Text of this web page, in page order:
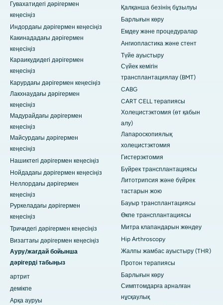
Гувахатидегі дәрігермен
кеңесіңіз
Индордағы дәрігермен кеңесіңіз
Какинададағы дәрігермен
кеңесіңіз
Караикудидегі дәрігермен
кеңесіңіз
Карурдағы дәрігермен кеңесіңіз
Лакхнаудағы дәрігермен
кеңесіңіз
Мадурайдағы дәрігермен
кеңесіңіз
Майсурдағы дәрігермен
кеңесіңіз
Нашиктегі дәрігермен кеңесіңіз
Нойдадағы дәрігермен кеңесіңіз
Неллордағы дәрігермен
кеңесіңіз
Руркеладағы дәрігермен
кеңесіңіз
Тричидегі дәрігермен кеңесіңіз
Визагтағы дәрігермен кеңесіңіз
Ауру/жағдай бойынша
дәрігерді табыңыз
артрит
демікпе
Арқа ауруы
Қалқанша безінің бұзылуы
Барлығын көру
Емдеу және процедуралар
Ангиопластика және стент
Түйе ауыстыру
Сүйек кемігін
трансплантациялау (BMT)
CABG
CART CELL терапиясы
Холецистэктомия (өт қабын
алу)
Лапароскопиялық
холецистэктомия
Гистерэктомия
Бүйрек трансплантациясы
Литотрипсия және бүйрек
тастарын жою
Бауыр трансплантациясы
Өкпе трансплантациясы
Митра клапандарын жөндеу
Hip Arthroscopy
Жалпы жамбас ауыстыру (THR)
Протон терапиясы
Барлығын көру
Симптомдарға арналған
нұсқаулық